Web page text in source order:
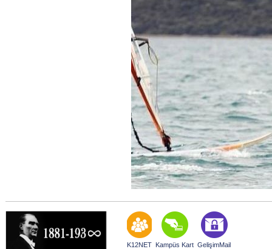
K12NET Kampüs Kart GelişimMail